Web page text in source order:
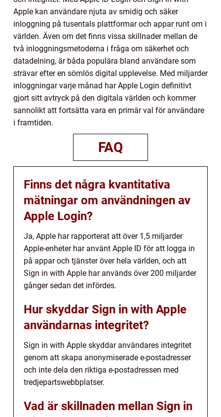
Apple kan användare njuta av smidig och säker
inloggning på tusentals plattformar och appar runt om i
världen. Även om det finns vissa skillnader mellan de
två inloggningsmetoderna i fråga om säkerhet och
datadelning, är båda populära bland användare som
strävar efter en sömlös digital upplevelse. Med miljarder
inloggningar varje månad har Apple Login definitivt
gjort sitt avtryck på den digitala världen och kommer
sannolikt att fortsätta vara en primär val för användare
i framtiden.
FAQ
Finns det några kvantitativa
mätningar om användningen av
Apple Login?
Ja, Apple har rapporterat att över 1,5 miljarder
Apple-enheter har använt Apple ID för att logga in
på appar och tjänster över hela världen, och att
Sign in with Apple har används över 200 miljarder
gånger sedan det infördes.
Hur skyddar Sign in with Apple
användarnas integritet?
Sign in with Apple skyddar användares integritet
genom att skapa anonymiserade e-postadresser
och inte dela den riktiga e-postadressen med
tredjepartswebbplatser.
Vad är skillnaden mellan Sign in